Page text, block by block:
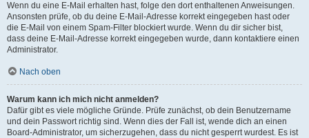
Wenn du eine E-Mail erhalten hast, folge den dort enthaltenen Anweisungen.
Ansonsten prüfe, ob du deine E-Mail-Adresse korrekt eingegeben hast oder
die E-Mail von einem Spam-Filter blockiert wurde. Wenn du dir sicher bist,
dass deine E-Mail-Adresse korrekt eingegeben wurde, dann kontaktiere einen
Administrator.
Nach oben
Warum kann ich mich nicht anmelden?
Dafür gibt es viele mögliche Gründe. Prüfe zunächst, ob dein Benutzername
und dein Passwort richtig sind. Wenn dies der Fall ist, wende dich an einen
Board-Administrator, um sicherzugehen, dass du nicht gesperrt wurdest. Es ist